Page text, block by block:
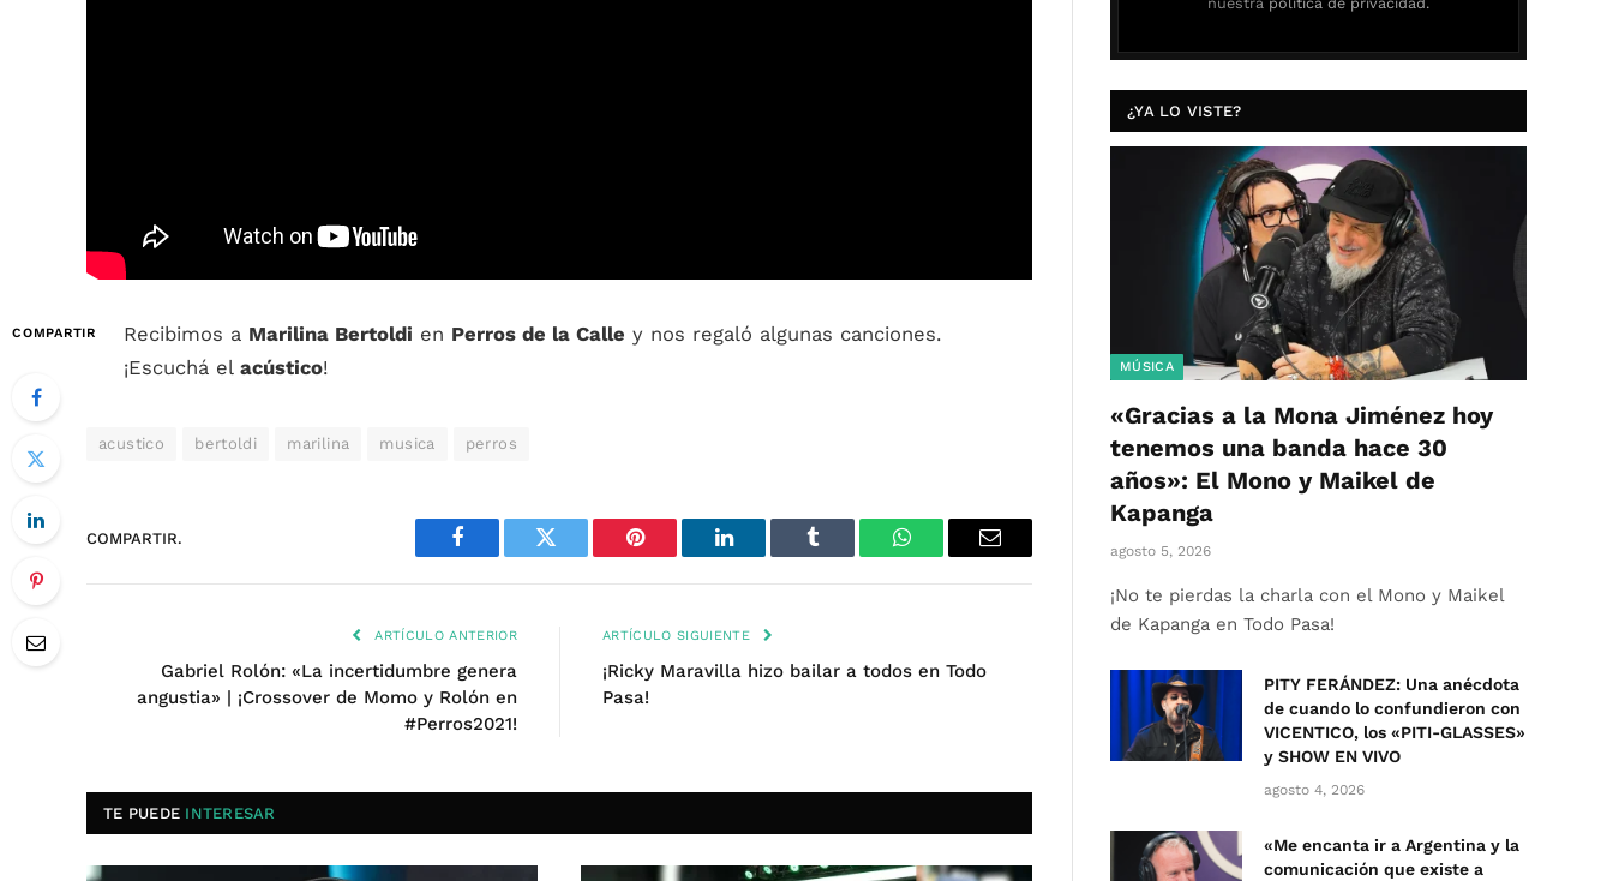
COMPARTIR Recibimos a Marilina Bertoldi en Perros de la Calle y nos regaló algunas canciones.
¡Escuchá el acústico!
acustico bertoldi marilina musica perros
COMPARTIR.
Facebook Twitter Pinterest LinkedIn Tumblr WhatsAppEmail
ARTÍCULO ANTERIOR
Gabriel Rolón: «La incertidumbre genera
angustia» | ¡Crossover de Momo y Rolón en
#Perros2021!
ARTÍCULO SIGUIENTE
¡Ricky Maravilla hizo bailar a todos en Todo
Pasa!
TE PUEDE INTERESAR
¿YA LO VISTE?
MÚSICA
«Gracias a la Mona Jiménez hoy
tenemos una banda hace 30
años»: El Mono y Maikel de
Kapanga
agosto 5, 2026
¡No te pierdas la charla con el Mono y Maikel
de Kapanga en Todo Pasa!
PITY FERÁNDEZ: Una anécdota
de cuando lo confundieron con
VICENTICO, los «PITI-GLASSES»
y SHOW EN VIVO
agosto 4, 2026
«Me encanta ir a Argentina y la
comunicación que existe a